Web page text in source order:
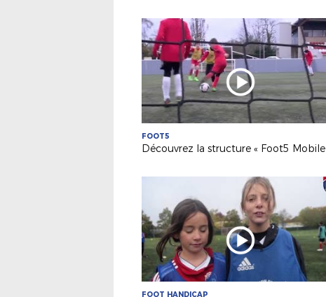
FOOT5
FOOT HANDICAP